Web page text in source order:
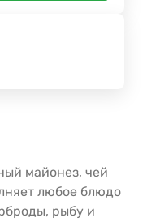
майонез, чей
любое блюдо
рыбу и